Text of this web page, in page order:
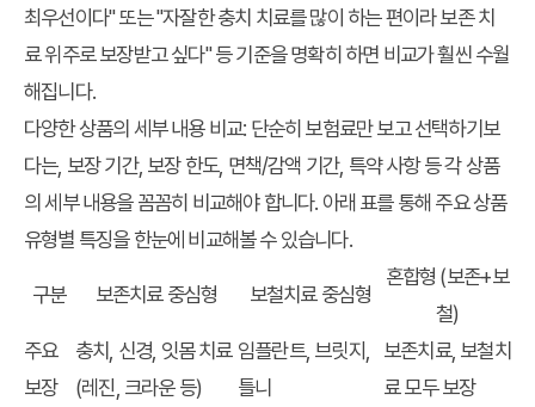
최우선이다" 또는 "자잘한 충치 치료를 많이 하는 편이라 보존 치
료 위주로 보장받고 싶다" 등 기준을 명확히 하면 비교가 훨씬 수월
해집니다.
다양한 상품의 세부 내용 비교: 단순히 보험료만 보고 선택하기보
다는, 보장 기간, 보장 한도, 면책/감액 기간, 특약 사항 등 각 상품
의 세부 내용을 꼼꼼히 비교해야 합니다. 아래 표를 통해 주요 상품
유형별 특징을 한눈에 비교해볼 수 있습니다.
구분 보존치료 중심형 보철치료 중심형
혼합형 (보존+보
철)
주요
보장
충치, 신경, 잇몸 치료
(레진, 크라운 등)
임플란트, 브릿지,
틀니
보존치료, 보철치
료 모두 보장